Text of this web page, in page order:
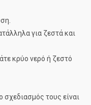
για ζεστά και
κρύο νερό ή ζεστό
σχεδιασμός τους είναι